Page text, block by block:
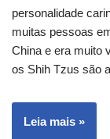
personalidade
muitas pessoas
China e era muito
os Shih Tzus são
Leia mais »